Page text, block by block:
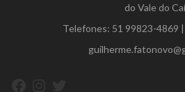
do Vale do
Telefones: 51 99823-4869 |